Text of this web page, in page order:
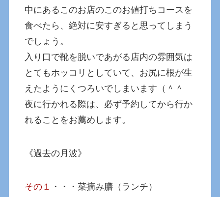
中にあるこのお店のこのお値打ちコースを
食べたら、絶対に安すぎると思ってしまう
でしょう。
入り口で靴を脱いであがる店内の雰囲気は
とてもホッコリとしていて、お尻に根が生
えたようにくつろいでしまいます（＾＾
夜に行かれる際は、必ず予約してから行か
れることをお薦めします。
《過去の月波》
その１ ・・・菜摘み膳（ランチ）